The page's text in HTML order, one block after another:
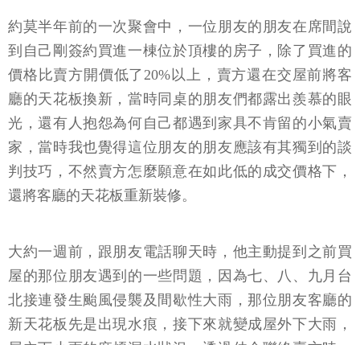
約莫半年前的一次聚會中，一位朋友的朋友在席間說
到自己剛簽約買進一棟位於頂樓的房子，除了買進的
價格比賣方開價低了20%以上，賣方還在交屋前將客
廳的天花板換新，當時同桌的朋友們都露出羨慕的眼
光，還有人抱怨為何自己都遇到家具不肯留的小氣賣
家，當時我也覺得這位朋友的朋友應該有其獨到的談
判技巧，不然賣方怎麼願意在如此低的成交價格下，
還將客廳的天花板重新裝修。
大約一週前，跟朋友電話聊天時，他主動提到之前買
屋的那位朋友遇到的一些問題，因為七、八、九月台
北接連發生颱風侵襲及間歇性大雨，那位朋友客廳的
新天花板先是出現水痕，接下來就變成屋外下大雨，